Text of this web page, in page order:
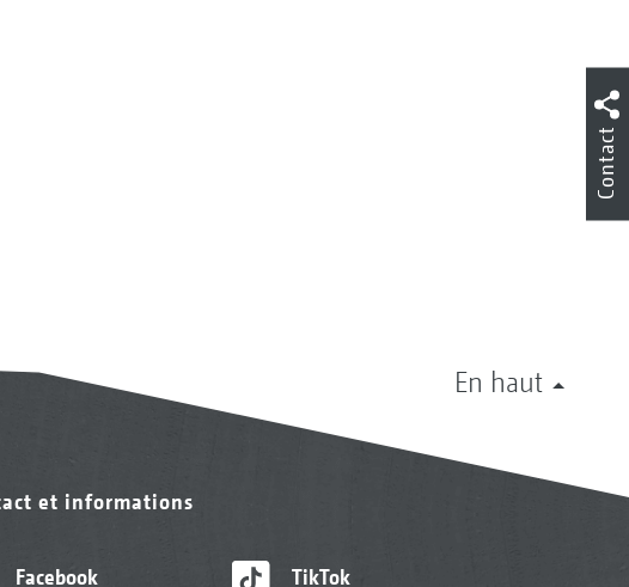
En haut
et informations
Facebook TikTok
Contact